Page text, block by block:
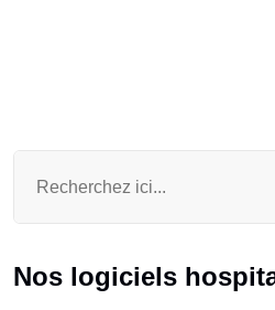
Nos logiciels